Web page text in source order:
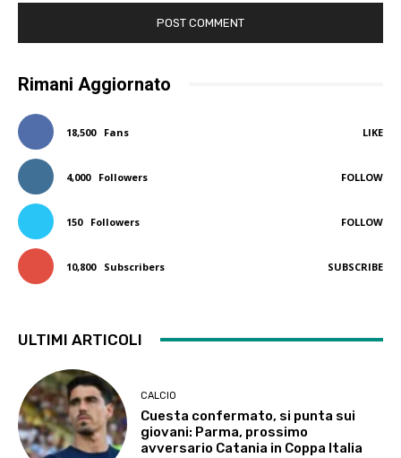
Rimani Aggiornato
18,500 Fans LIKE
4,000 Followers FOLLOW
150 Followers FOLLOW
10,800 Subscribers SUBSCRIBE
ULTIMI ARTICOLI
CALCIO
Cuesta confermato, si punta sui
giovani: Parma, prossimo
avversario Catania in Coppa Italia